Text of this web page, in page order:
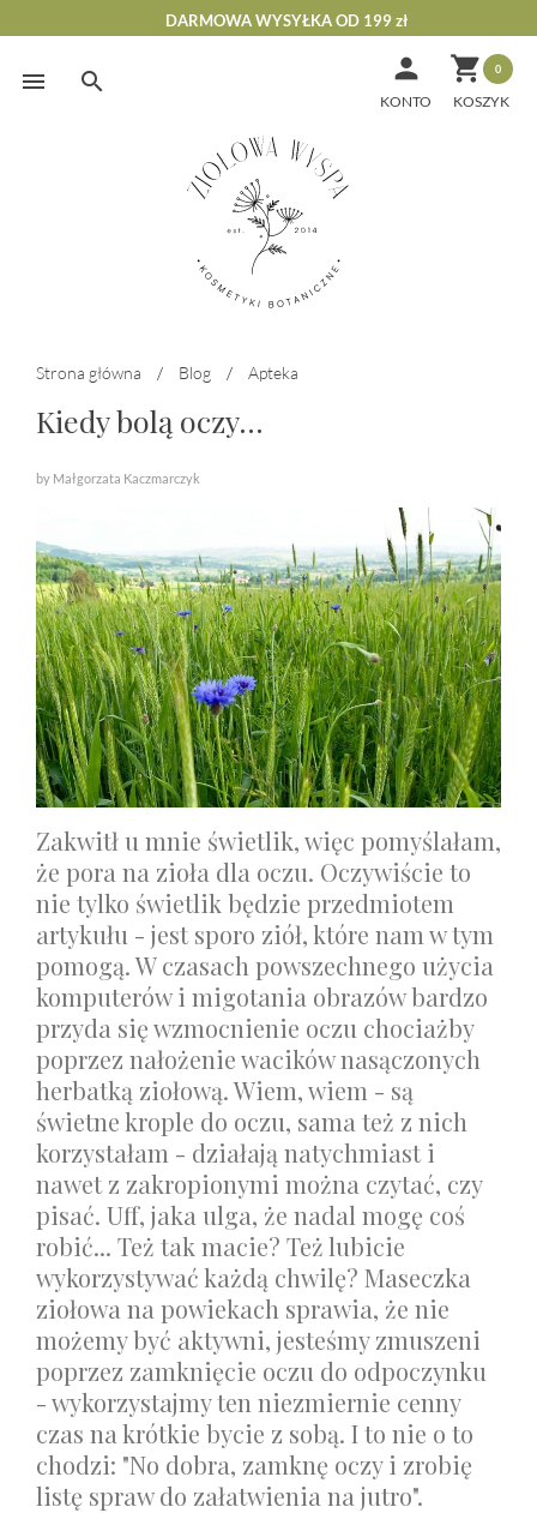
Skip
DARMOWA WYSYŁKA OD 199 zł
 0

KONTO
Strona główna / Blog / Apteka
Kiedy bolą oczy…
by Małgorzata Kaczmarczyk
Zakwitł u mnie świetlik, więc pomyślałam,
że pora na zioła dla oczu. Oczywiście to
nie tylko świetlik będzie przedmiotem
artykułu - jest sporo ziół, które nam w tym
pomogą. W czasach powszechnego użycia
komputerów i migotania obrazów bardzo
przyda się wzmocnienie oczu chociażby
poprzez nałożenie wacików nasączonych
herbatką ziołową. Wiem, wiem - są
świetne krople do oczu, sama też z nich
korzystałam - działają natychmiast i
nawet z zakropionymi można czytać, czy
pisać. Uff, jaka ulga, że nadal mogę coś
robić... Też tak macie? Też lubicie
wykorzystywać każdą chwilę? Maseczka
ziołowa na powiekach sprawia, że nie
możemy być aktywni, jesteśmy zmuszeni
poprzez zamknięcie oczu do odpoczynku
- wykorzystajmy ten niezmiernie cenny
czas na krótkie bycie z sobą. I to nie o to
chodzi: "No dobra, zamknę oczy i zrobię
listę spraw do załatwienia na jutro".